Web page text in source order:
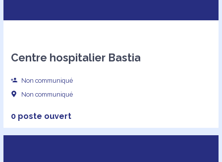
Centre hospitalier Bastia
Non communiqué
Non communiqué
0 poste ouvert